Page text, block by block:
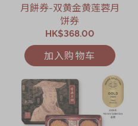
月餅券-双黄金黄莲蓉月
饼券
HK$368.00
加入购物车